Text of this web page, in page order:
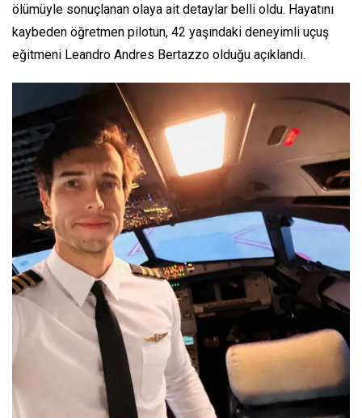
ölümüyle sonuçlanan olaya ait detaylar belli oldu. Hayatını
kaybeden öğretmen pilotun, 42 yaşındaki deneyimli uçuş
eğitmeni Leandro Andres Bertazzo olduğu açıklandı.